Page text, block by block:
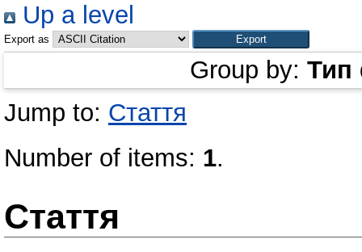
Up a level
Export as
Group by: Тип
Jump to: Стаття
Number of items: 1.
Стаття